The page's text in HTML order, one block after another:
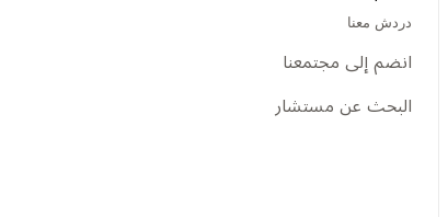
دردش معنا
انضم إلى مجتمعنا
البحث عن مستشار